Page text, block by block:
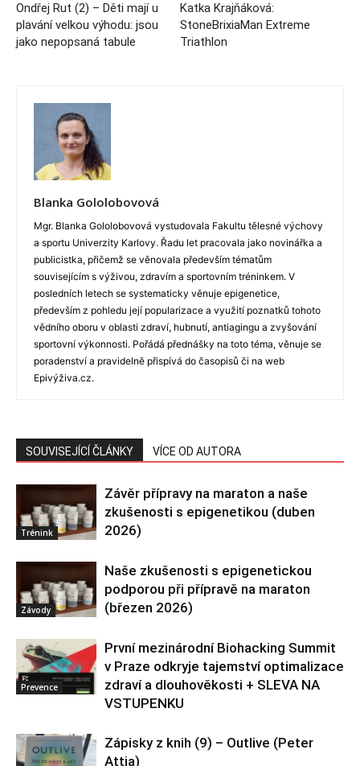
Ondřej Rut (2) – Děti mají u
plavání velkou výhodu: jsou
jako nepopsaná tabule
Katka Krajňáková:
StoneBrixiaMan Extreme
Triathlon
Blanka Gololobovová
Mgr. Blanka Gololobovová vystudovala Fakultu tělesné výchovy
a sportu Univerzity Karlovy. Řadu let pracovala jako novinářka a
publicistka, přičemž se věnovala především tématům
souvisejícím s výživou, zdravím a sportovním tréninkem. V
posledních letech se systematicky věnuje epigenetice,
především z pohledu její popularizace a využití poznatků tohoto
vědního oboru v oblasti zdraví, hubnutí, antiagingu a zvyšování
sportovní výkonnosti. Pořádá přednášky na toto téma, věnuje se
poradenství a pravidelně přispívá do časopisů či na web
Epivýživa.cz.
SOUVISEJÍCÍ ČLÁNKY VÍCE OD AUTORA
Trénink
Závěr přípravy na maraton a naše
zkušenosti s epigenetikou (duben
2026)
Závody
Naše zkušenosti s epigenetickou
podporou při přípravě na maraton
(březen 2026)
Prevence
První mezinárodní Biohacking Summit
v Praze odkryje tajemství optimalizace
zdraví a dlouhověkosti + SLEVA NA
VSTUPENKU
Zápisky z knih (9) – Outlive (Peter
Attia)